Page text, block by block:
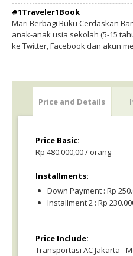
#1Traveler1Book
Mari Berbagi Buku Cerdaskan
anak-anak usia sekolah (5-15
ke Twitter, Facebook dan akun
Price and Details
Price Basic:
Rp 480.000,00 / orang
Installments:
Down Payment : Rp
Installment 2 : Rp
Price Include:
Transportasi AC Jakarta -